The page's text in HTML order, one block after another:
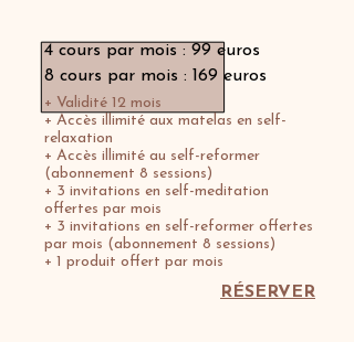
4 cours par mois : 99 euros
8 cours par mois : 169 euros
+ Validité 12 mois
+ Accès illimité aux matelas en self-
relaxation
+ Accès illimité au self-reformer
(abonnement 8 sessions)
+ 3 invitations en self-meditation
offertes par mois
+ 3 invitations en self-reformer offertes
par mois (abonnement 8 sessions)
+ 1 produit offert par mois
RÉSERVER